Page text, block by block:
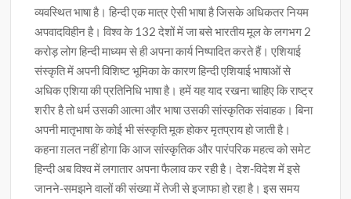
व्यवस्थित भाषा है। हिन्दी एक मात्र ऐसी भाषा है जिसके अधिकतर नियम
अपवादविहीन है। विश्व के 132 देशों में जा बसे भारतीय मूल के लगभग 2
करोड़ लोग हिन्दी माध्यम से ही अपना कार्य निष्पादित करते हैं। एशियाई
संस्कृति में अपनी विशिष्ट भूमिका के कारण हिन्दी एशियाई भाषाओं से
अधिक एशिया की प्रतिनिधि भाषा है। हमें यह याद रखना चाहिए कि राष्ट्र
शरीर है तो धर्म उसकी आत्मा और भाषा उसकी सांस्कृतिक संवाहक। बिना
अपनी मातृभाषा के कोई भी संस्कृति मूक होकर मृतप्राय हो जाती है।
कहना ग़लत नहीं होगा कि आज सांस्कृतिक और पारंपरिक महत्व को समेट
हिन्दी अब विश्व में लगातार अपना फैलाव कर रही है। देश-विदेश में इसे
जानने-समझने वालों की संख्या में तेजी से इजाफा हो रहा है। इस समय